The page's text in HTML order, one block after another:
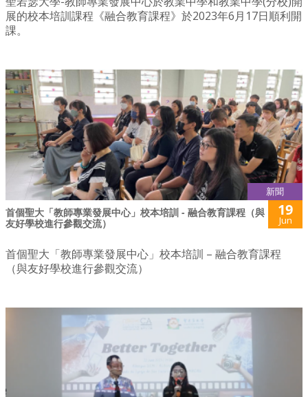
展的校本培訓課程《融合教育課程》於2023年6月17日順利開
課。
新聞
首個聖大「教師專業發展中心」校本培訓 - 融合教育課程（與
友好學校進行參觀交流）
19
Jun
首個聖大「教師專業發展中心」校本培訓 – 融合教育課程
（與友好學校進行參觀交流）